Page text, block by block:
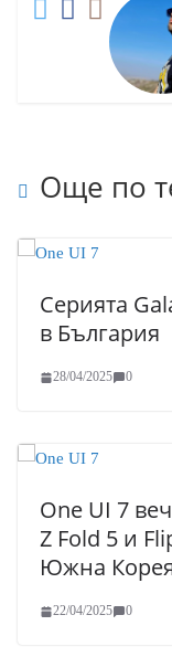
Още по
Серията
в България
28/04/2025 0
One UI 7
Z Fold 5 и
Южна
22/04/2025 0